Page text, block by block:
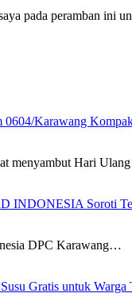
pada peramban ini
Karawang
menyambut Hari
Soroti
DPC Karawang…
Gratis untuk